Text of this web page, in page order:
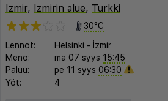
Izmir, Izmirin alue, Turkki
30°C
Lennot:
Helsinki - İzmir
Meno:
ma 07 syys 15:45
Paluu:
pe 11 syys 06:30
Yöt:
4